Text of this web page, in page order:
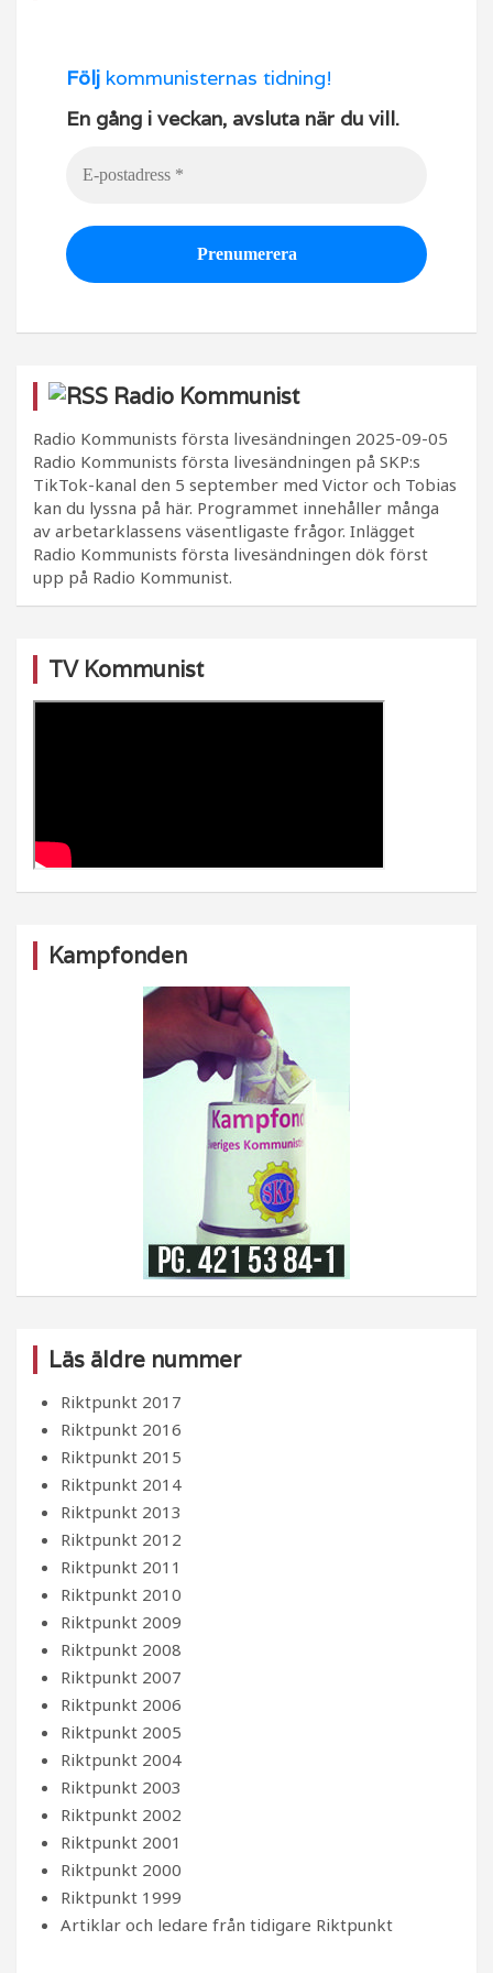
Följ kommunisternas tidning!
En gång i veckan, avsluta när du vill.
Radio Kommunist
Radio Kommunists första livesändningen 2025-09-05
Radio Kommunists första livesändningen på SKP:s
TikTok-kanal den 5 september med Victor och Tobias
kan du lyssna på här. Programmet innehåller många
av arbetarklassens väsentligaste frågor. Inlägget
Radio Kommunists första livesändningen dök först
upp på Radio Kommunist.
TV Kommunist
Kampfonden
Läs äldre nummer
Riktpunkt 2017
Riktpunkt 2016
Riktpunkt 2015
Riktpunkt 2014
Riktpunkt 2013
Riktpunkt 2012
Riktpunkt 2011
Riktpunkt 2010
Riktpunkt 2009
Riktpunkt 2008
Riktpunkt 2007
Riktpunkt 2006
Riktpunkt 2005
Riktpunkt 2004
Riktpunkt 2003
Riktpunkt 2002
Riktpunkt 2001
Riktpunkt 2000
Riktpunkt 1999
Artiklar och ledare från tidigare Riktpunkt